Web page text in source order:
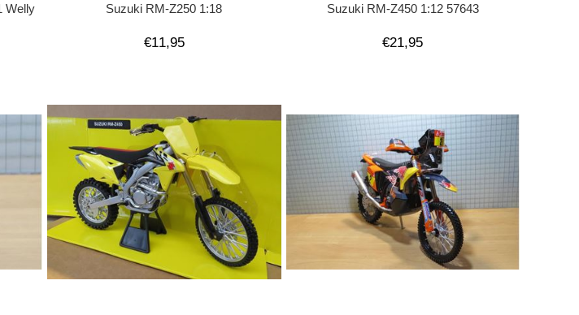
Welly Suzuki RM-Z250 1:18
€11,95
Suzuki RM-Z450 1:12 57643
€21,95